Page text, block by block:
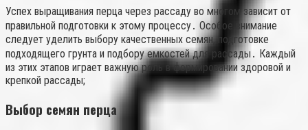
Успех выращивания перца через рассаду во многом зависит от
правильной подготовки к этому процессу․ Особое внимание
следует уделить выбору качественных семян, подготовке
подходящего грунта и подбору емкостей для рассады․ Каждый
из этих этапов играет важную роль в формировании здоровой и
крепкой рассады;
Выбор семян перца